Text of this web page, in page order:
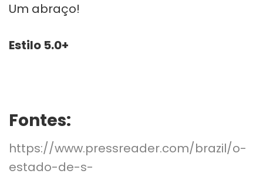
Um abraço!
Estilo 5.0+
Fontes:
https://www.pressreader.com/brazil/o-
estado-de-s-